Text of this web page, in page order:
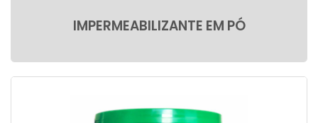
IMPERMEABILIZANTE EM PÓ